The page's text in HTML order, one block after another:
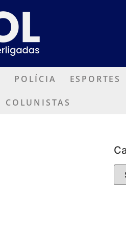
POLÍCIA ESPORTES
COLUNISTAS